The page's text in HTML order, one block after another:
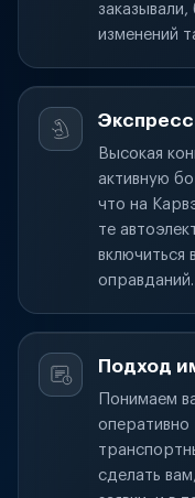
изменений
Высокая
активную
что на
те
включиться
оправданий.
Подход
Понимаем
сделать